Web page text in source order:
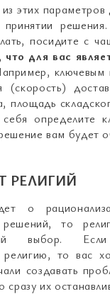
этих параметров
посидите с
что для вас
(скорость)
площадь
определите
вам будет
РЕЛИГИЙ
о
решений, то
выбор.
религию, то вас
создавать
их